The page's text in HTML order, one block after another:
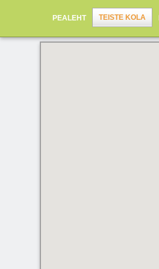
PEALEHT TEISTE KOLA